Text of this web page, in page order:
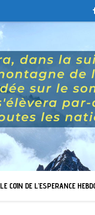
LE COIN DE L’ESPERANCE